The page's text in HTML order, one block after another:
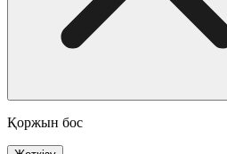
Қоржын бос